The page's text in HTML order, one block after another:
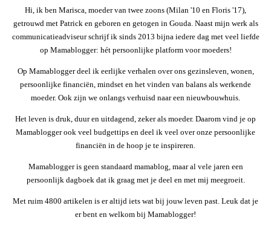
Hi, ik ben Marisca, moeder van twee zoons (Milan '10 en Floris '17),
getrouwd met Patrick en geboren en getogen in Gouda. Naast mijn werk als
communicatieadviseur schrijf ik sinds 2013 bijna iedere dag met veel liefde
op Mamablogger: hét persoonlijke platform voor moeders!
Op Mamablogger deel ik eerlijke verhalen over ons gezinsleven, wonen,
persoonlijke financiën, mindset en het vinden van balans als werkende
moeder. Ook zijn we onlangs verhuisd naar een nieuwbouwhuis.
Het leven is druk, duur en uitdagend, zeker als moeder. Daarom vind je op
Mamablogger ook veel budgettips en deel ik veel over onze persoonlijke
financiën in de hoop je te inspireren.
Mamablogger is geen standaard mamablog, maar al vele jaren een
persoonlijk dagboek dat ik graag met je deel en met mij meegroeit.
Met ruim 4800 artikelen is er altijd iets wat bij jouw leven past. Leuk dat je
er bent en welkom bij Mamablogger!